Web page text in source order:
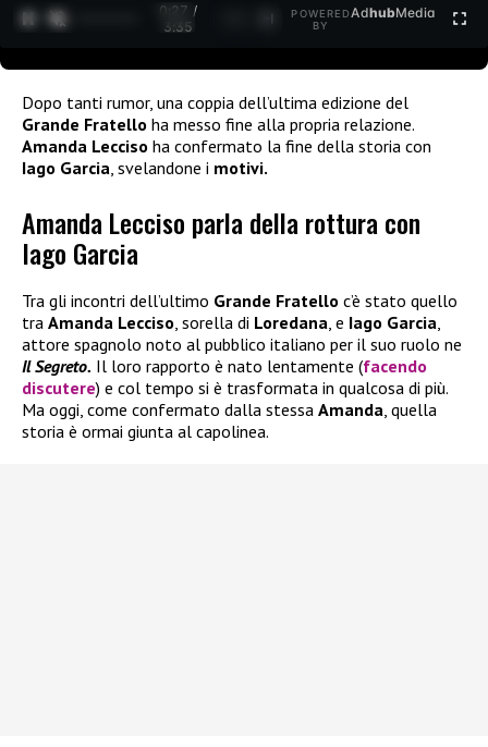
0:28 /
3:35
POWERED
BY
AdhubMedia
Dopo tanti rumor, una coppia dell’ultima edizione del
Grande Fratello ha messo fine alla propria relazione.
Amanda Lecciso ha confermato la fine della storia con
Iago Garcia , svelandone i motivi.
Amanda Lecciso parla della rottura con
Iago Garcia
Tra gli incontri dell’ultimo Grande Fratello c’è stato quello
tra Amanda Lecciso, sorella di Loredana, e Iago Garcia,
attore spagnolo noto al pubblico italiano per il suo ruolo ne
Il Segreto. Il loro rapporto è nato lentamente (facendo
discutere) e col tempo si è trasformata in qualcosa di più.
Ma oggi, come confermato dalla stessa Amanda, quella
storia è ormai giunta al capolinea.